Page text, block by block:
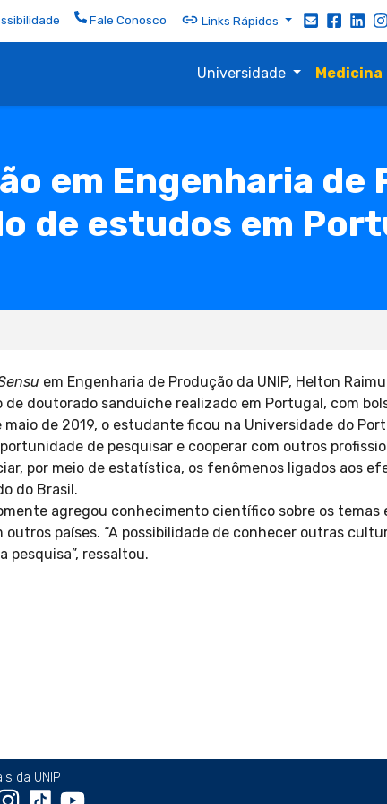
Fale Conosco Links Rápidos
Universidade Medicina
em Engenharia
de estudos em
em Engenharia de Produção da UNIP, Helton
doutorado sanduíche realizado em Portugal, com
de 2019, o estudante ficou na Universidade do
de pesquisar e cooperar com outros
por meio de estatística, os fenômenos ligados aos
do Brasil.
agregou conhecimento científico sobre os
países. “A possibilidade de conhecer outras
pesquisa”, ressaltou.
da UNIP